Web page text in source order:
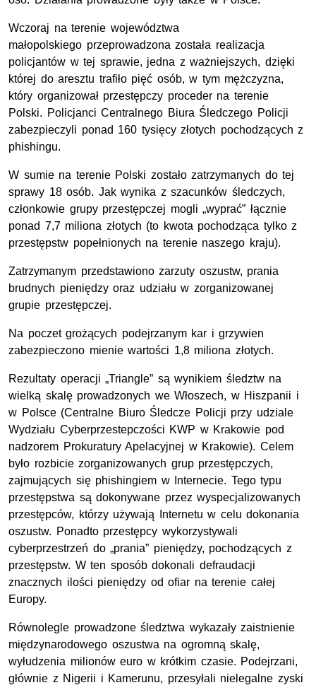
Wczoraj na terenie województwa
małopolskiego przeprowadzona została realizacja
policjantów w tej sprawie, jedna z ważniejszych, dzięki
której do aresztu trafiło pięć osób, w tym mężczyzna,
który organizował przestępczy proceder na terenie
Polski. Policjanci Centralnego Biura Śledczego Policji
zabezpieczyli ponad 160 tysięcy złotych pochodzących z
phishingu.
W sumie na terenie Polski zostało zatrzymanych do tej
sprawy 18 osób. Jak wynika z szacunków śledczych,
członkowie grupy przestępczej mogli „wyprać” łącznie
ponad 7,7 miliona złotych (to kwota pochodząca tylko z
przestępstw popełnionych na terenie naszego kraju).
Zatrzymanym przedstawiono zarzuty oszustw, prania
brudnych pieniędzy oraz udziału w zorganizowanej
grupie przestępczej.
Na poczet grożących podejrzanym kar i grzywien
zabezpieczono mienie wartości 1,8 miliona złotych.
Rezultaty operacji „Triangle” są wynikiem śledztw na
wielką skalę prowadzonych we Włoszech, w Hiszpanii i
w Polsce (Centralne Biuro Śledcze Policji przy udziale
Wydziału Cyberprzestepczości KWP w Krakowie pod
nadzorem Prokuratury Apelacyjnej w Krakowie). Celem
było rozbicie zorganizowanych grup przestępczych,
zajmujących się phishingiem w Internecie. Tego typu
przestępstwa są dokonywane przez wyspecjalizowanych
przestępców, którzy używają Internetu w celu dokonania
oszustw. Ponadto przestępcy wykorzystywali
cyberprzestrzeń do „prania” pieniędzy, pochodzących z
przestępstw. W ten sposób dokonali defraudacji
znacznych ilości pieniędzy od ofiar na terenie całej
Europy.
Równolegle prowadzone śledztwa wykazały zaistnienie
międzynarodowego oszustwa na ogromną skalę,
wyłudzenia milionów euro w krótkim czasie. Podejrzani,
głównie z Nigerii i Kamerunu, przesyłali nielegalne zyski